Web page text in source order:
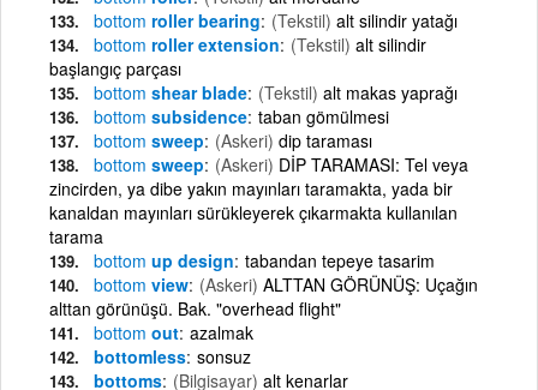
bottom roller bearing (Tekstil) alt silindir yatağı
bottom roller extension (Tekstil) alt silindir
başlangıç parçası
bottom shear blade (Tekstil) alt makas yaprağı
bottom subsidence taban gömülmesi
bottom sweep (Askeri) dip taraması
bottom sweep (Askeri) DİP TARAMASI: Tel veya
zincirden, ya dibe yakın mayınları taramakta, yada bir
kanaldan mayınları sürükleyerek çıkarmakta kullanılan
tarama
bottom up design tabandan tepeye tasarim
bottom view (Askeri) ALTTAN GÖRÜNÜŞ: Uçağın
alttan görünüşü. Bak. "overhead flight"
bottom out azalmak
bottomless sonsuz
bottoms (Bilgisayar) alt kenarlar